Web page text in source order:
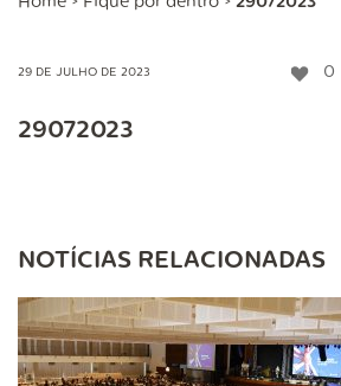
29 DE JULHO DE 2023 0
29072023
NOTÍCIAS RELACIONADAS